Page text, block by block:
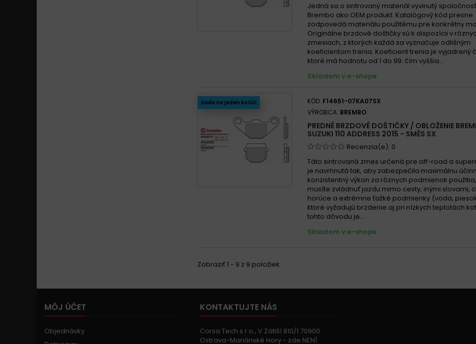
Jedná sa o sintrovaný materiál vyvinutý
Brembo ako OEM produkt. Katalógový kód presne
zodpovedá materiálu použitému pre konkrétny
Originálne brzdové doštičky sú k dispozícii v
zmesiach, z ktorých každá sa vyznačuje odlišným
koeficientom trenia. Koeficient trenia je vyjadrený
ktoré má hodnotu od 1 do 99: čím vyššia...
Skladom v e-shope
Sada na jeden kotúč KÓD: F14651-07KA07SX
VÝROBCA: BREMBO
PREDNÉ BRZDOVÉ DOŠTIČKY / OBLOŽENIE
SUZUKI 110 ADDRESS 2015 - SMĚS SX
Recenzia(e): 0
Táto sintrovaná zmes určená pre off-road a
je navrhnutá tak, aby zabezpečila maximálnu
konzistentný výkon za rôznych podmienok
musíte zvládnuť jazdu mimo cesty; inými slovami,
horúce a extrémne ťažké podmienky (voda,
ktoré vyžadujú brzdenie aj pri nízkych teplotách
tohto dôvodu je...
Skladom v e-shope
Zobraziť 1 - 9 z 9 položiek
MÔJ ÚČET
Objednávky
KONTAKTUJTE NÁS
Corsa Tech s.r.o., V Zátiší 810/1 70900
Ostrava-Mariánské Hory - zde NENÍ